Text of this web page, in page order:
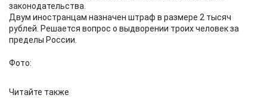
законодательства.
Двум иностранцам назначен штраф в размере 2 тысяч
рублей. Решается вопрос о выдворении троих человек за
пределы России.
Фото:
Читайте также